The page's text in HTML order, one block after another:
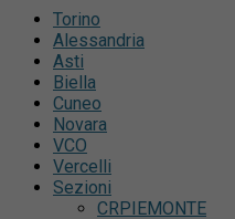
Torino
Alessandria
Asti
Biella
Cuneo
Novara
VCO
Vercelli
Sezioni
CRPIEMONTE